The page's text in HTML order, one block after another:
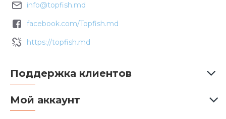
info@topfish.md
facebook.com/Topfish.md
https://topfish.md
Поддержка клиентов
Мой аккаунт